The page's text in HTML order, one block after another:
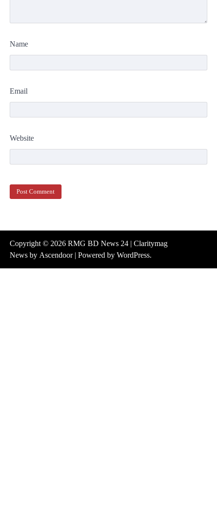
Name
Email
Website
Copyright © 2026 RMG BD News 24 | Claritymag
News by Ascendoor| Powered by WordPress.